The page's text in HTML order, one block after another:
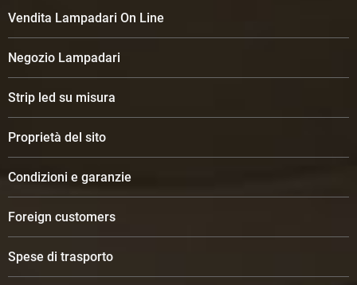
Vendita Lampadari On Line
Negozio Lampadari
Strip led su misura
Proprietà del sito
Condizioni e garanzie
Foreign customers
Spese di trasporto